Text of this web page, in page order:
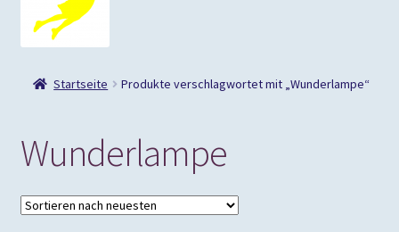
Startseite Produkte verschlagwortet mit „Wunderlampe“
Wunderlampe